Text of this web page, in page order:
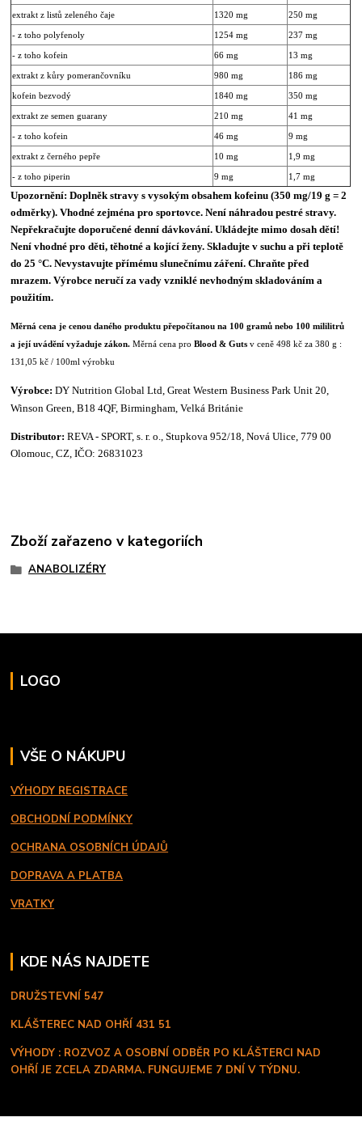
extrakt z listů zeleného čaje 1320 mg 250 mg
- z toho polyfenoly 1254 mg 237 mg
- z toho kofein 66 mg 13 mg
extrakt z kůry pomerančovníku 980 mg 186 mg
kofein bezvodý 1840 mg 350 mg
extrakt ze semen guarany 210 mg 41 mg
- z toho kofein 46 mg 9 mg
extrakt z černého pepře 10 mg 1,9 mg
- z toho piperin 9 mg 1,7 mg
Upozornění: Doplněk stravy s vysokým obsahem kofeinu (350 mg/19 g = 2
odměrky). Vhodné zejména pro sportovce. Není náhradou pestré stravy.
Nepřekračujte doporučené denní dávkování. Ukládejte mimo dosah dětí!
Není vhodné pro děti, těhotné a kojící ženy. Skladujte v suchu a při teplotě
do 25 °C. Nevystavujte přímému slunečnímu záření. Chraňte před
mrazem. Výrobce neručí za vady vzniklé nevhodným skladováním a
použitím.
Měrná cena je cenou daného produktu přepočítanou na 100 gramů nebo 100 mililitrů
a její uvádění vyžaduje zákon.Měrná cena proBlood & Guts v ceně 498 kč za 380 g :
131,05 kč / 100ml výrobku
Výrobce:DY Nutrition Global Ltd, Great Western Business Park Unit 20,
Winson Green, B18 4QF, Birmingham, Velká Británie
Distributor:REVA - SPORT, s. r. o., Stupkova 952/18, Nová Ulice, 779 00
Olomouc, CZ, IČO: 26831023
Zboží zařazeno v kategoriích
ANABOLIZÉRY
LOGO
VŠE O NÁKUPU
VÝHODY REGISTRACE
OBCHODNÍ PODMÍNKY
OCHRANA OSOBNÍCH ÚDAJŮ
DOPRAVA A PLATBA
VRATKY
KDE NÁS NAJDETE
DRUŽSTEVNÍ 547
KLÁŠTEREC NAD OHŘÍ 431 51
VÝHODY : ROZVOZ A OSOBNÍ ODBĚR PO KLÁŠTERCI NAD
OHŘÍ JE ZCELA ZDARMA. FUNGUJEME 7 DNÍ V TÝDNU.